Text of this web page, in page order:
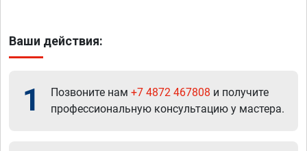
Ваши действия:
1 Позвоните нам +7 4872 467808 и получите
профессиональную консультацию у мастера.